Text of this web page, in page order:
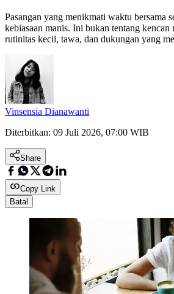
Pasangan yang menikmati waktu bersama
kebiasaan manis. Ini bukan tentang kencan
rutinitas kecil, tawa, dan dukungan yang
Vinsensia Dianawanti
Diterbitkan: 09 Juli 2026, 07:00 WIB
Share
Copy Link
Batal